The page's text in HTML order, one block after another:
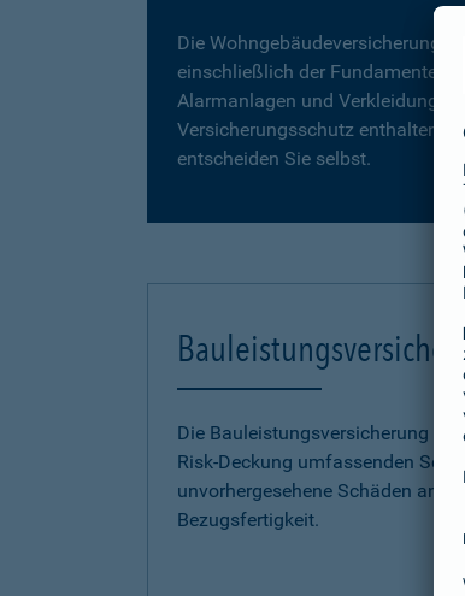
Die Wohngebäudeversicherung
einschließlich der Fundamente,
Alarmanlagen und
Versicherungsschutz enthalten.
entscheiden Sie selbst.
Die Bauleistungsversicherung
Risk-Deckung umfassenden
unvorhergesehene Schäden an
Bezugsfertigkeit.